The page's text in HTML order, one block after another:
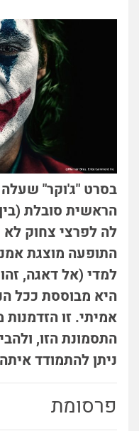
בסרט "ג'וקר"
הראשית סובלת
לה לפרצי צחוק לא
התופעה מוצגת
למדי (אל דאגה,
היא מבוססת ככל
אמיתי. זו הזדמנות
התסמונת הזו,
ניתן להתמודד
פרסומת